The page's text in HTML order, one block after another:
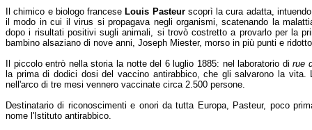
Il chimico e biologo francese Louis Pasteurscoprì la cura adatta, intuendo
il modo in cui il virus si propagava negli organismi, scatenando la
dopo i risultati positivi sugli animali, si trovò costretto a provarlo per la
bambino alsaziano di nove anni, Joseph Miester, morso in più punti e
Il piccolo entrò nella storia la notte del 6 luglio 1885: nel laboratorio dirue
la prima di dodici dosi del vaccino antirabbico, che gli salvarono la
nell'arco di tre mesi vennero vaccinate circa 2.500 persone.
Destinatario di riconoscimenti e onori da tutta Europa, Pasteur, poco
nome l'Istituto antirabbico.